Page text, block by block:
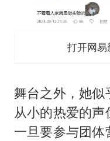
打开网
舞台之外，她
从小的热爱的声
一旦要参与团体